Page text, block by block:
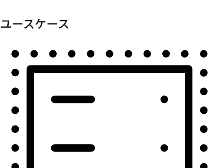
ユースケース